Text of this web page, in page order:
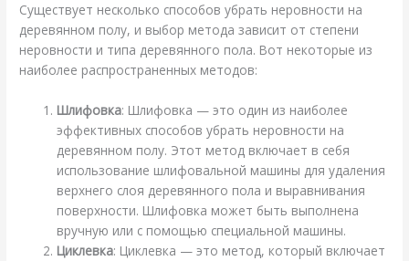
Существует несколько способов убрать неровности на
деревянном полу, и выбор метода зависит от степени
неровности и типа деревянного пола. Вот некоторые из
наиболее распространенных методов:
Шлифовка: Шлифовка — это один из наиболее
эффективных способов убрать неровности на
деревянном полу. Этот метод включает в себя
использование шлифовальной машины для удаления
верхнего слоя деревянного пола и выравнивания
поверхности. Шлифовка может быть выполнена
вручную или с помощью специальной машины.
Циклевка: Циклевка — это метод, который включает